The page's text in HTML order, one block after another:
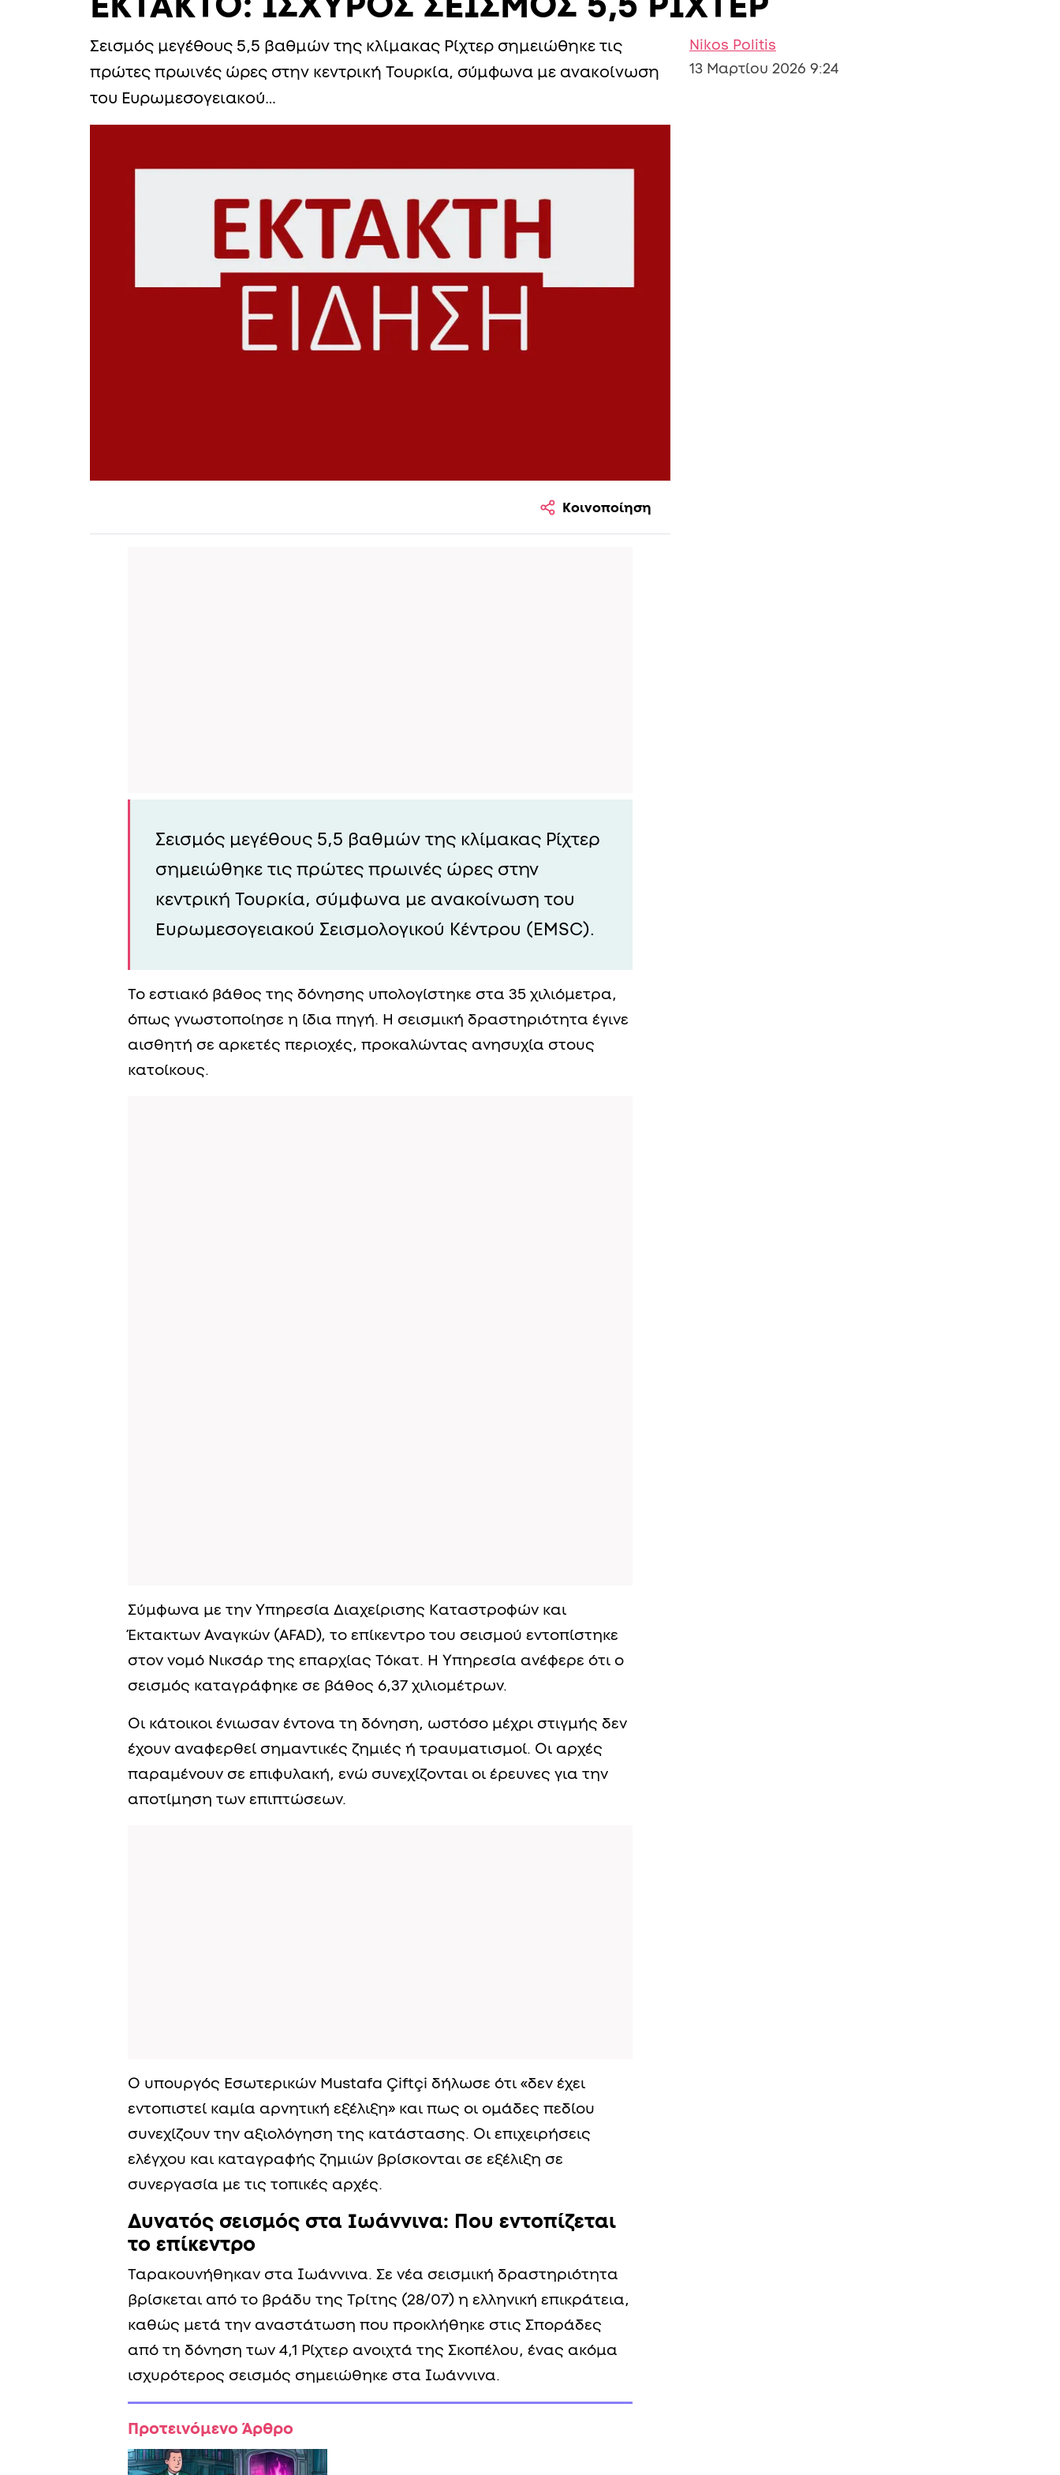
ΕΚΤΑΚΤΟ: ΙΣΧΥΡΟΣ ΣΕΙΣΜΟΣ 5,5 ΡΙΧΤΕΡ
Σεισμός μεγέθους 5,5 βαθμών της κλίμακας Ρίχτερ σημειώθηκε τις
πρώτες πρωινές ώρες στην κεντρική Τουρκία, σύμφωνα με ανακοίνωση
του Ευρωμεσογειακού…
Nikos Politis
13 Μαρτίου 2026 9:24
Κοινοποίηση
Σεισμός μεγέθους 5,5 βαθμών της κλίμακας Ρίχτερ
σημειώθηκε τις πρώτες πρωινές ώρες στην
κεντρική Τουρκία, σύμφωνα με ανακοίνωση του
Ευρωμεσογειακού Σεισμολογικού Κέντρου (EMSC).
Το εστιακό βάθος της δόνησης υπολογίστηκε στα 35 χιλιόμετρα,
όπως γνωστοποίησε η ίδια πηγή. Η σεισμική δραστηριότητα έγινε
αισθητή σε αρκετές περιοχές, προκαλώντας ανησυχία στους
κατοίκους.
Σύμφωνα με την Υπηρεσία Διαχείρισης Καταστροφών και
Έκτακτων Αναγκών (AFAD), το επίκεντρο του σεισμού εντοπίστηκε
στον νομό Νικσάρ της επαρχίας Τόκατ. Η Υπηρεσία ανέφερε ότι ο
σεισμός καταγράφηκε σε βάθος 6,37 χιλιομέτρων.
Οι κάτοικοι ένιωσαν έντονα τη δόνηση, ωστόσο μέχρι στιγμής δεν
έχουν αναφερθεί σημαντικές ζημιές ή τραυματισμοί. Οι αρχές
παραμένουν σε επιφυλακή, ενώ συνεχίζονται οι έρευνες για την
αποτίμηση των επιπτώσεων.
Ο υπουργός Εσωτερικών Mustafa Çiftçi δήλωσε ότι «δεν έχει
εντοπιστεί καμία αρνητική εξέλιξη» και πως οι ομάδες πεδίου
συνεχίζουν την αξιολόγηση της κατάστασης. Οι επιχειρήσεις
ελέγχου και καταγραφής ζημιών βρίσκονται σε εξέλιξη σε
συνεργασία με τις τοπικές αρχές.
Δυνατός σεισμός στα Ιωάννινα: Που εντοπίζεται
το επίκεντρο
Ταρακουνήθηκαν στα Ιωάννινα. Σε νέα σεισμική δραστηριότητα
βρίσκεται από το βράδυ της Τρίτης (28/07) η ελληνική επικράτεια,
καθώς μετά την αναστάτωση που προκλήθηκε στις Σποράδες
από τη δόνηση των 4,1 Ρίχτερ ανοιχτά της Σκοπέλου, ένας ακόμα
ισχυρότερος σεισμός σημειώθηκε στα Ιωάννινα.
Προτεινόμενο Άρθρο